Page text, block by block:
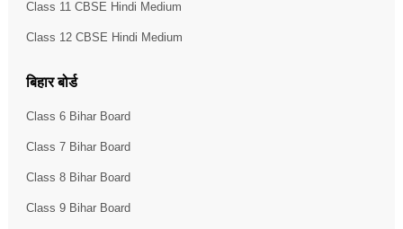
Class 11 CBSE Hindi Medium
Class 12 CBSE Hindi Medium
बिहार बोर्ड
Class 6 Bihar Board
Class 7 Bihar Board
Class 8 Bihar Board
Class 9 Bihar Board